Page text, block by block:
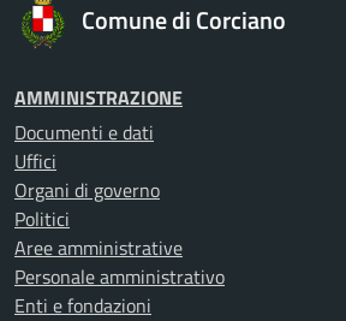
Comune di Corciano
AMMINISTRAZIONE
Documenti e dati
Uffici
Organi di governo
Politici
Aree amministrative
Personale amministrativo
Enti e fondazioni